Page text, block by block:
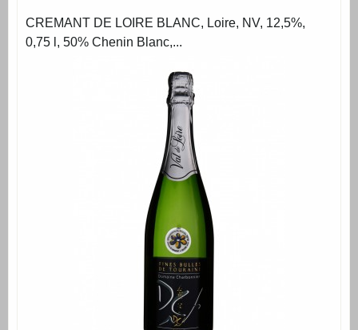
CREMANT DE LOIRE BLANC, Loire, NV, 12,5%,
0,75 l, 50% Chenin Blanc,...